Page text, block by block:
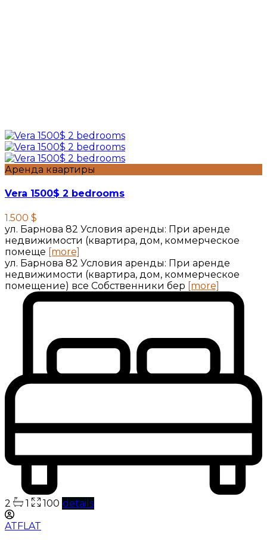
Аренда квартиры
Vera 1500$ 2 bedrooms
1.500 $
ул. Барнова 82 Условия аренды: При аренде
недвижимости (квартира, дом, коммерческое
помеще [more]
ул. Барнова 82 Условия аренды: При аренде
недвижимости (квартира, дом, коммерческое
помещение) все Собственники бер [more]
2 1 100 details
ATFLAT